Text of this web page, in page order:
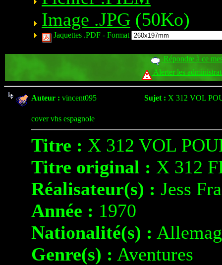
Image .JPG (50Ko)
Jaquettes .PDF - Format
Répondre à ce
Alerter les
Auteur : vincent095 Sujet : X 312 VOL
cover vhs espagnole
Titre : X 312 VOL
Titre original : X 312
Réalisateur(s) : Jess
Année : 1970
Nationalité(s) :
Genre(s) : Aventures